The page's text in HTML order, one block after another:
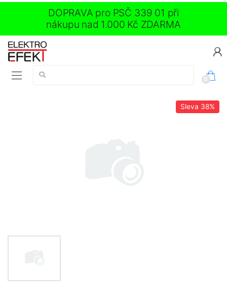
DOPRAVA pro PSČ 339 01 při
nákupu nad 1.000 Kč ZDARMA
Vyhledávání:
0
Sleva 38%